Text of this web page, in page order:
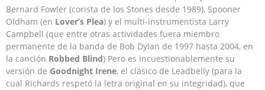
Bernard Fowler (corista de los Stones desde 1989), Spooner
Oldham (en Lover’s Plea) y el multi-instrumentista Larry
Campbell (que entre otras actividades fuera miembro
permanente de la banda de Bob Dylan de 1997 hasta 2004, en
la canción Robbed Blind) Pero es incuestionablemente su
versión de Goodnight Irene, el clásico de Leadbelly (para la
cual Richards respetó la letra original en su integridad), que